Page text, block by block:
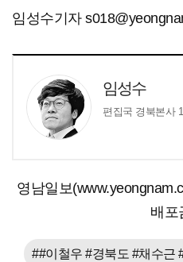
임성수기자
임성수
편집국 경북본사
영남일보
배포
##이철우 #경북도 #채수근